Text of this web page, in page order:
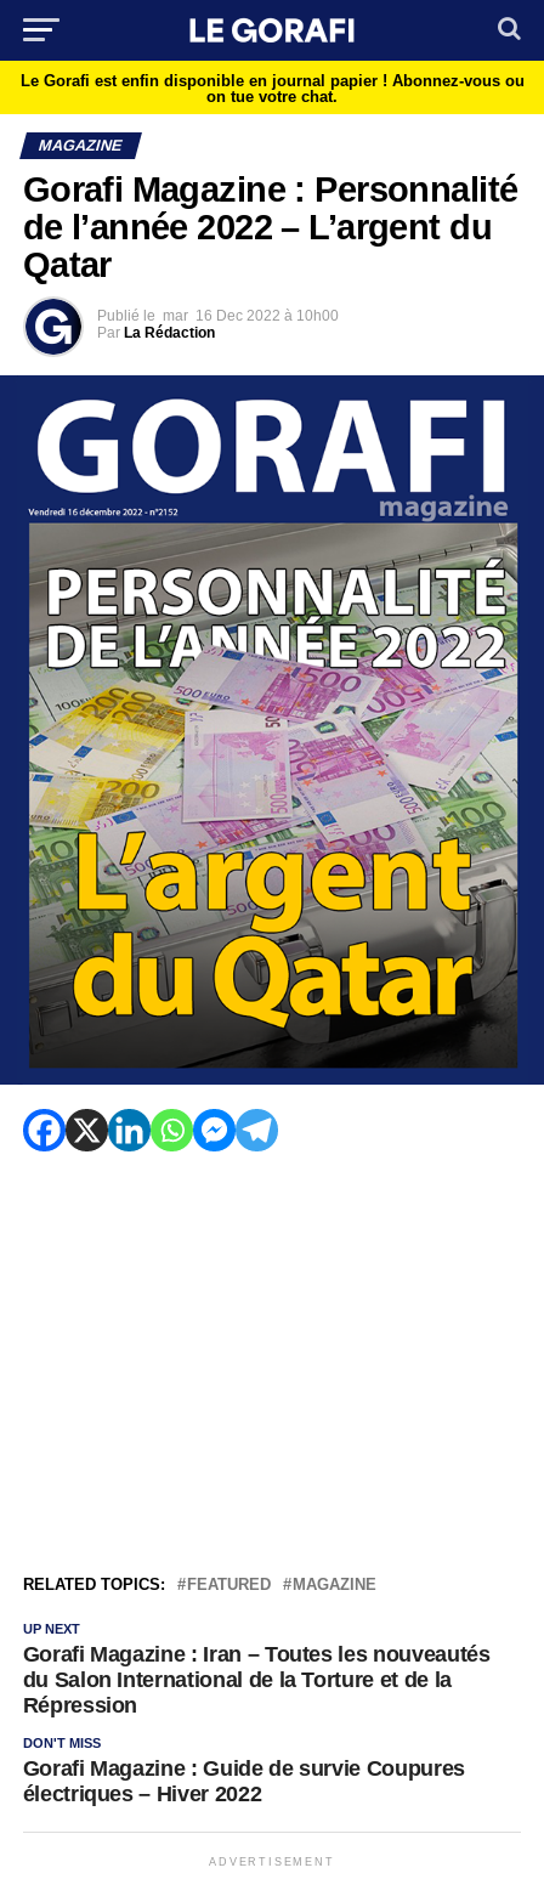
Le Gorafi est enfin disponible en journal papier ! Abonnez-vous ou
on tue votre chat.
MAGAZINE
Gorafi Magazine : Personnalité
de l’année 2022 – L’argent du
Qatar
Publié le mar 16 Dec 2022 à 10h00
Par La Rédaction
RELATED TOPICS: FEATURED MAGAZINE
UP NEXT
Gorafi Magazine : Iran – Toutes les nouveautés
du Salon International de la Torture et de la
Répression
DON'T MISS
Gorafi Magazine : Guide de survie Coupures
électriques – Hiver 2022
ADVERTISEMENT